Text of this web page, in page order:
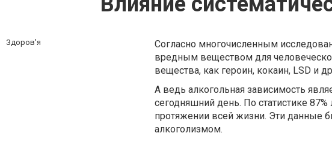
Здоров'я
Согласно многочисленным
вредным веществом для
вещества, как героин, кокаин, LSD и
А ведь алкогольная зависимость
сегодняшний день. По статистике
протяжении всей жизни. Эти данные
алкоголизмом.